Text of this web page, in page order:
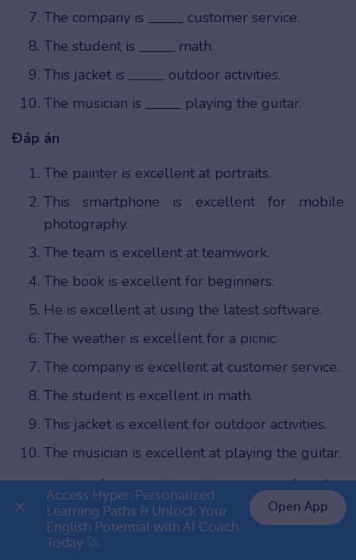
The company is _____ customer service.
The student is _____ math.
This jacket is _____ outdoor activities.
The musician is _____ playing the guitar.
Đáp án
The painter is excellent at portraits.
This smartphone is excellent for mobile
photography.
The team is excellent at teamwork.
The book is excellent for beginners.
He is excellent at using the latest software.
The weather is excellent for a picnic.
The company is excellent at customer service.
The student is excellent in math.
This jacket is excellent for outdoor activities.
The musician is excellent at playing the guitar.
Chọn từ đồng nghĩa thích hợp điền vào
chỗ trống
The chef’s cooking skills are __________
👉 Premium 1 năm chỉ 799K
Access Hyper-Personalized
Learning Paths & Unlock Your
English Potential with AI Coach
Today 🚀
Open App